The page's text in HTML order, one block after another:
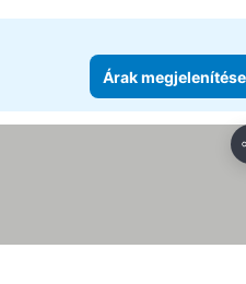
Árak megjelenítése